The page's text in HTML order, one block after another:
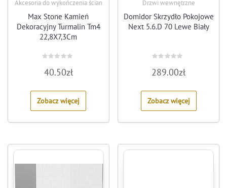
Akcesoria do wykończenia ścian
Max Stone Kamień
Dekoracyjny Turmalin Tm4
22,8X7,3Cm
0
5
40.50zł
Zobacz więcej
Drzwi wewnętrzne
Domidor Skrzydło Pokojowe
Next 5.6.D 70 Lewe Biały
0
5
289.00zł
Zobacz więcej